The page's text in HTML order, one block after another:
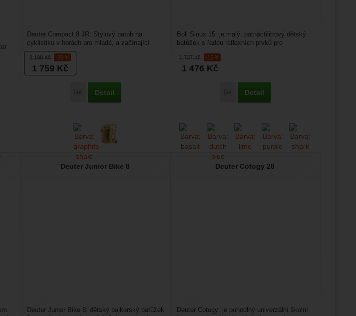
k porovnání
2 199Kč -20 %
1 759 Kč
Přidat 'Deuter Compact 8 JR' k porovnání
Detail
Deuter Compact 8 JR: Stylový batoh na
cyklistiku v horách pro mladé, a začínající
cyklisty juniory. Batoh...
1 737Kč -15 %
1 476 Kč
Přidat 'Boll Sioux 15' k porovnání
Detail
Boll Sioux 15: je malý, patnáctilitrový dětský
batůžek s řadou reflexních prvků pro
Deuter Junior Bike 8
Deuter Junior Bike 8: dětský bajkerský batůžek
Deuter Cotogy 28
Deuter Cotogy: je pohodlný univerzální školní